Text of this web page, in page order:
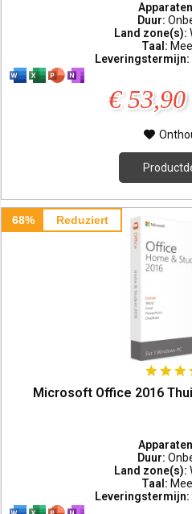
Duur:
Land zone(s):
Taal:
Leveringstermijn:
€
68% Reduziert
Microsoft Office 2016
Duur:
Land zone(s):
Taal:
Leveringstermijn: